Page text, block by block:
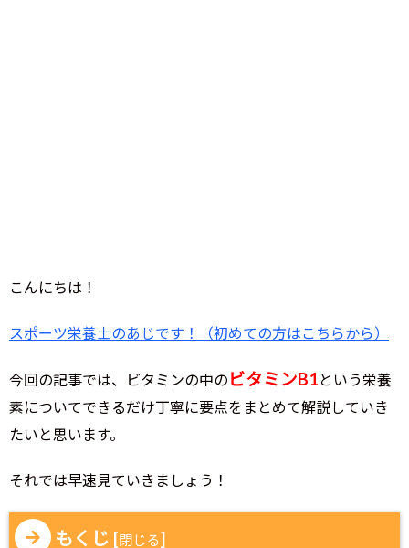
こんにちは！
スポーツ栄養士のあじです！（初めての方はこちらから）
今回の記事では、ビタミンの中の ビタミンB1 という栄養
素についてできるだけ丁寧に要点をまとめて解説していき
たいと思います。
それでは早速見ていきましょう！
もくじ [閉じる]